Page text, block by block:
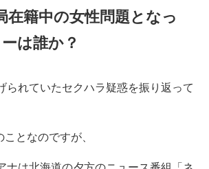
在籍中の女性問題となっ
は誰か？
られていたセクハラ疑惑を振り返って
となのですが、
ナは北海道の夕方のニュース番組「ネ